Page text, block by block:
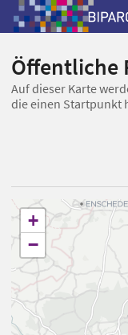
Öffentliche
Auf dieser Karte
die einen Startpunkt
+
−